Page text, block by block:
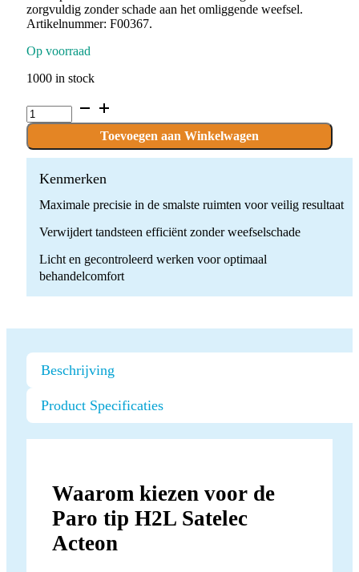
zorgvuldig zonder schade aan het omliggende weefsel.
Artikelnummer: F00367.
Op voorraad
1000 in stock
Paro
tip
H2L/
Satelec
Acteon
Toevoegen aan Winkelwagen
Kenmerken
Maximale precisie in de smalste ruimten voor veilig resultaat
Verwijdert tandsteen efficiënt zonder weefselschade
Licht en gecontroleerd werken voor optimaal
behandelcomfort
Beschrijving
Product Specificaties
Waarom kiezen voor de
Paro tip H2L Satelec
Acteon